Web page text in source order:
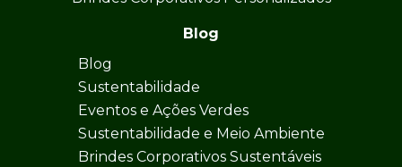
Blog
Blog
Sustentabilidade
Eventos e Ações Verdes
Sustentabilidade e Meio Ambiente
Brindes Corporativos Sustentáveis